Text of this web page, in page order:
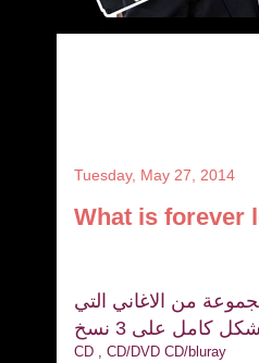
Tuesday, May 27, 2014
What is forever
الـ15 في 2014/7/2 ويحتوي على مجموعة من الاغاني التي
كامل على 3 نسخ
CD , CD/DVD CD/bluray